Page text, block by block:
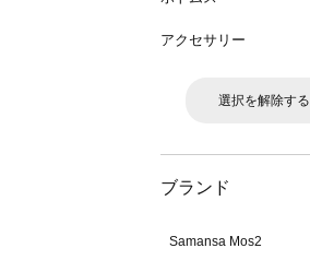
アクセサリー
選択を解除する
ブランド
Samansa Mos2